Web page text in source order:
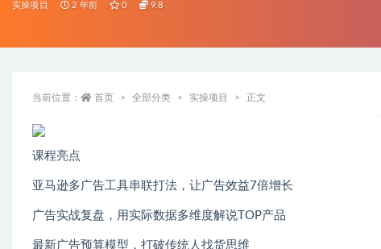
实操项目 2 年前 0 9.8
当前位置： 首页 全部分类 实操项目 正文
课程亮点
亚马逊多广告工具串联打法，让广告效益7倍增长
广告实战复盘，用实际数据多维度解说TOP产品
最新广告预算模型，打破传统人找货思维